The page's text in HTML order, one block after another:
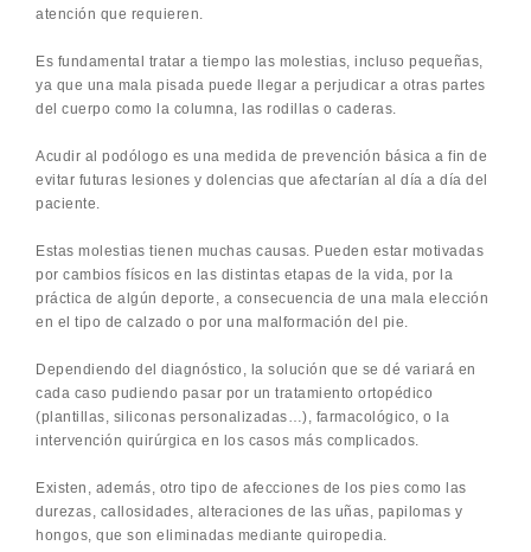
atención que requieren.
Es fundamental tratar a tiempo las molestias, incluso pequeñas,
ya que una mala pisada puede llegar a perjudicar a otras partes
del cuerpo como la columna, las rodillas o caderas.
Acudir al podólogo es una medida de prevención básica a fin de
evitar futuras lesiones y dolencias que afectarían al día a día del
paciente.
Estas molestias tienen muchas causas. Pueden estar motivadas
por cambios físicos en las distintas etapas de la vida, por la
práctica de algún deporte, a consecuencia de una mala elección
en el tipo de calzado o por una malformación del pie.
Dependiendo del diagnóstico, la solución que se dé variará en
cada caso pudiendo pasar por un tratamiento ortopédico
(plantillas, siliconas personalizadas…), farmacológico, o la
intervención quirúrgica en los casos más complicados.
Existen, además, otro tipo de afecciones de los pies como las
durezas, callosidades, alteraciones de las uñas, papilomas y
hongos, que son eliminadas mediante quiropedia.